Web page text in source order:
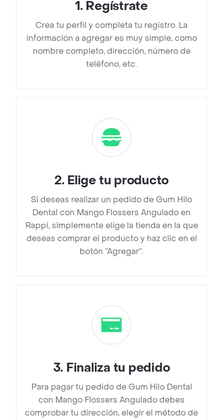
1. Regístrate
Crea tu perfil y completa tu registro. La
información a agregar es muy simple, como
nombre completo, dirección, número de
teléfono, etc.
2. Elige tu producto
Si deseas realizar un pedido de Gum Hilo
Dental con Mango Flossers Angulado en
Rappi, simplemente elige la tienda en la que
deseas comprar el producto y haz clic en el
botón “Agregar”.
3. Finaliza tu pedido
Para pagar tu pedido de Gum Hilo Dental
con Mango Flossers Angulado debes
comprobar tu dirección, elegir el método de